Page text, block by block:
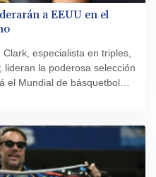
a EEUU en el
especialista en triples,
lideran la poderosa selección
el Mundial de básquetbol
en Berlín.